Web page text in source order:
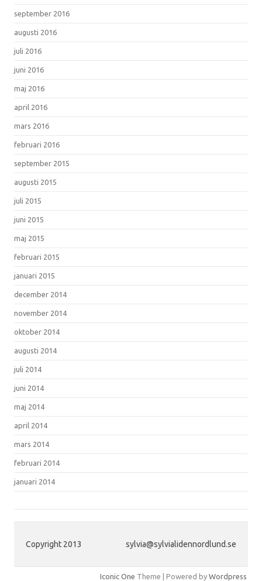
september 2016
augusti 2016
juli 2016
juni 2016
maj 2016
april 2016
mars 2016
februari 2016
september 2015
augusti 2015
juli 2015
juni 2015
maj 2015
februari 2015
januari 2015
december 2014
november 2014
oktober 2014
augusti 2014
juli 2014
juni 2014
maj 2014
april 2014
mars 2014
februari 2014
januari 2014
Copyright 2013 sylvia@sylvialidennordlund.se
Iconic One Theme | Powered by Wordpress